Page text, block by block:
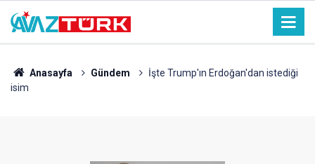
Anasayfa Gündem
İşte Trump'ın Erdoğan'dan istediği
isim